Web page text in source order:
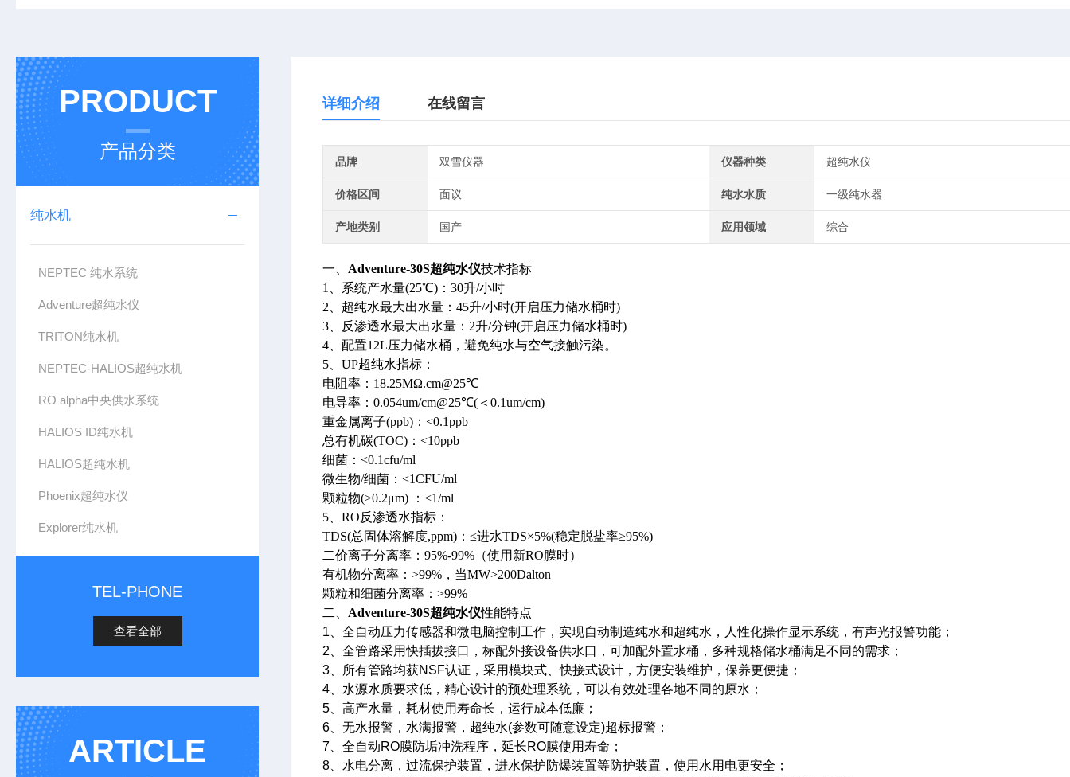
PRODUCT
产品分类
纯水机
NEPTEC 纯水系统
Adventure超纯水仪
TRITON纯水机
NEPTEC-HALIOS超纯水机
RO alpha中央供水系统
HALIOS ID纯水机
HALIOS超纯水机
Phoenix超纯水仪
Explorer纯水机
TEL-PHONE
查看全部
ARTICLE
详细介绍 在线留言
品牌 双雪仪器 仪器种类 超纯水仪
价格区间 面议 纯水水质 一级纯水器
产地类别 国产 应用领域 综合
一、 Adventure-30S超纯水仪技术指标
1、系统产水量(25℃)：30升/小时
2、超纯水最大出水量：45升/小时(开启压力储水桶时)
3、反渗透水最大出水量：2升/分钟(开启压力储水桶时)
4、配置12L压力储水桶，避免纯水与空气接触污染。
5、UP超纯水指标：
电阻率：18.25MΩ.cm@25℃
电导率：0.054um/cm@25℃(＜0.1um/cm)
重金属离子(ppb)：<0.1ppb
总有机碳(TOC)：<10ppb
细菌：<0.1cfu/ml
微生物/细菌：<1CFU/ml
颗粒物(>0.2μm) ：<1/ml
5、RO反渗透水指标：
TDS(总固体溶解度,ppm)：≤进水TDS×5%(稳定脱盐率≥95%)
二价离子分离率：95%-99%（使用新RO膜时）
有机物分离率：>99%，当MW>200Dalton
颗粒和细菌分离率：>99%
二、 Adventure-30S超纯水仪性能特点
1 、全自动压力传感器和微电脑控制工作，实现自动制造纯水和超纯水，人性化操作显示系统，有声光报警功能；
2 、全管路采用快插拔接口，标配外接设备供水口，可加配外置水桶，多种规格储水桶满足不同的需求；
3 、所有管路均获NSF认证，采用模块式、快接式设计，方便安装维护，保养更便捷；
4 、水源水质要求低，精心设计的预处理系统，可以有效处理各地不同的原水；
5 、高产水量，耗材使用寿命长，运行成本低廉；
6 、无水报警，水满报警，超纯水(参数可随意设定)超标报警；
7 、全自动RO膜防垢冲洗程序，延长RO膜使用寿命；
8 、水电分离，过流保护装置，进水保护防爆装置等防护装置，使用水用电更安全；